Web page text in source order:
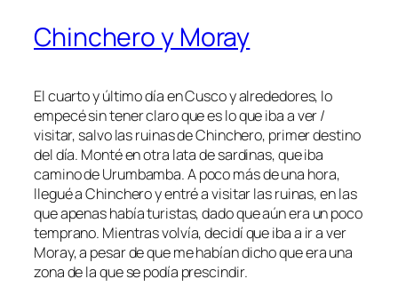
Chinchero y Moray
El cuarto y último día en Cusco y alrededores, lo
empecé sin tener claro que es lo que iba a ver /
visitar, salvo las ruinas de Chinchero, primer destino
del día. Monté en otra lata de sardinas, que iba
camino de Urumbamba. A poco más de una hora,
llegué a Chinchero y entré a visitar las ruinas, en las
que apenas había turistas, dado que aún era un poco
temprano. Mientras volvía, decidí que iba a ir a ver
Moray, a pesar de que me habían dicho que era una
zona de la que se podía prescindir.